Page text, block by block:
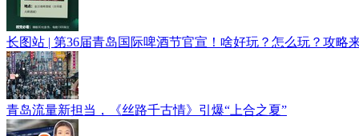
长图站 | 第36届青岛国际啤酒节官宣！啥好玩？怎么玩？攻略
青岛流量新担当，《丝路千古情》引爆“上合之夏”